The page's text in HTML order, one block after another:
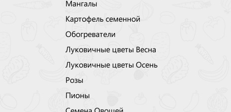
Мангалы
Картофель семенной
Обогреватели
Луковичные цветы Весна
Луковичные цветы Осень
Розы
Пионы
Семена Овощей